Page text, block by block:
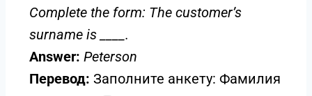
Complete the form: The customer’s
surname is ____.
Answer: Peterson
Перевод: Заполните анкету: Фамилия